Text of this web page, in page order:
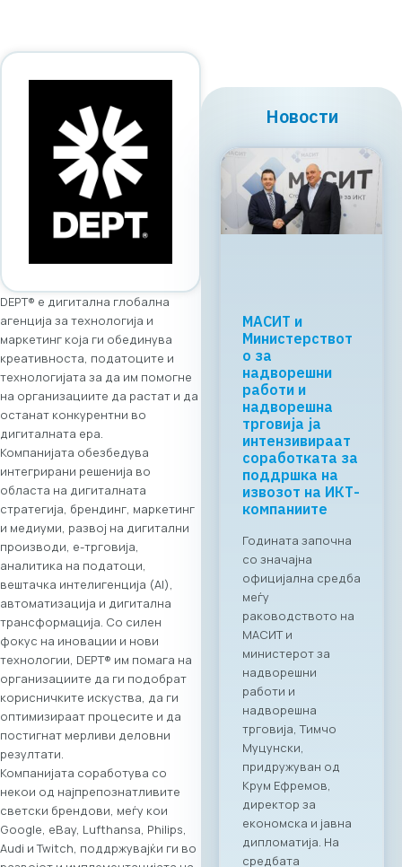
DEPT® е дигитална глобална
агенција за технологија и
маркетинг која ги обединува
креативноста, податоците и
технологијата за да им помогне
на организациите да растат и да
останат конкурентни во
дигиталната ера.
Компанијата обезбедува
интегрирани решенија во
областа на дигиталната
стратегија, брендинг, маркетинг
и медиуми, развој на дигитални
производи, е-трговија,
аналитика на податоци,
вештачка интелигенција (AI),
автоматизација и дигитална
трансформација. Со силен
фокус на иновации и нови
технологии, DEPT® им помага на
организациите да ги подобрат
корисничките искуства, да ги
оптимизираат процесите и да
постигнат мерливи деловни
резултати.
Компанијата соработува со
некои од најпрепознатливите
светски брендови, меѓу кои
Google, eBay, Lufthansa, Philips,
Audi и Twitch, поддржувајќи ги во
Новости
Регионалната
tech соработка
започнува во
Скопје: Digital
Bridge &
Business ICT
Forum 2026 –
04.06.2026
За првпат се
создава
организирана
платформа помеѓу
македонскиот и
грчкиот ИКТ
сектор. На 4 јуни
2026 година во
Скопје,
Стопанската
комора за
информатички и
телекомуникациск
и технологии
МАСИТ, во
соработка со
грчката
асоцијација на ИКТ
компании SETPE, го
најавуваат